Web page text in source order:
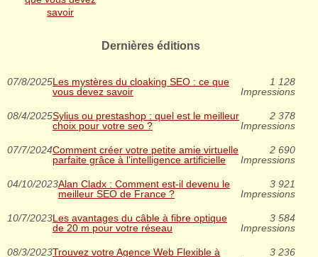
savoir
Dernières éditions
07/8/2025Les mystères du cloaking SEO : ce que
vous devez savoir
1 128
Impressions
08/4/2025Sylius ou prestashop : quel est le meilleur
choix pour votre seo ?
2 378
Impressions
07/7/2024Comment créer votre petite amie virtuelle
parfaite grâce à l'intelligence artificielle
2 690
Impressions
04/10/2023Alan Cladx : Comment est-il devenu le
meilleur SEO de France ?
3 921
Impressions
10/7/2023Les avantages du câble à fibre optique
de 20 m pour votre réseau
3 584
Impressions
08/3/2023Trouvez votre Agence Web Flexible à
3 236